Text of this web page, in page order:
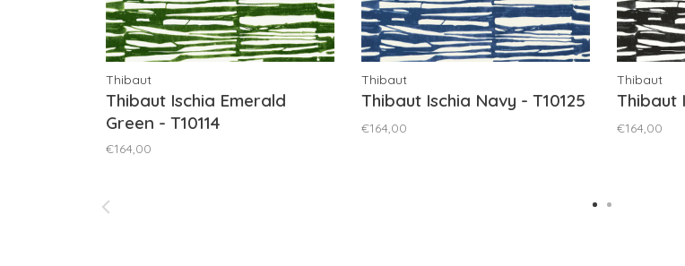
Thibaut
Thibaut Ischia Emerald
Green - T10114
€164,00
Thibaut
Thibaut Ischia Navy - T10125
€164,00
Thibaut
Thibaut
€164,00